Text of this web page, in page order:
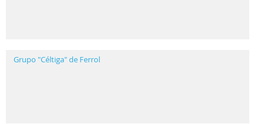
Grupo "Céltiga" de Ferrol